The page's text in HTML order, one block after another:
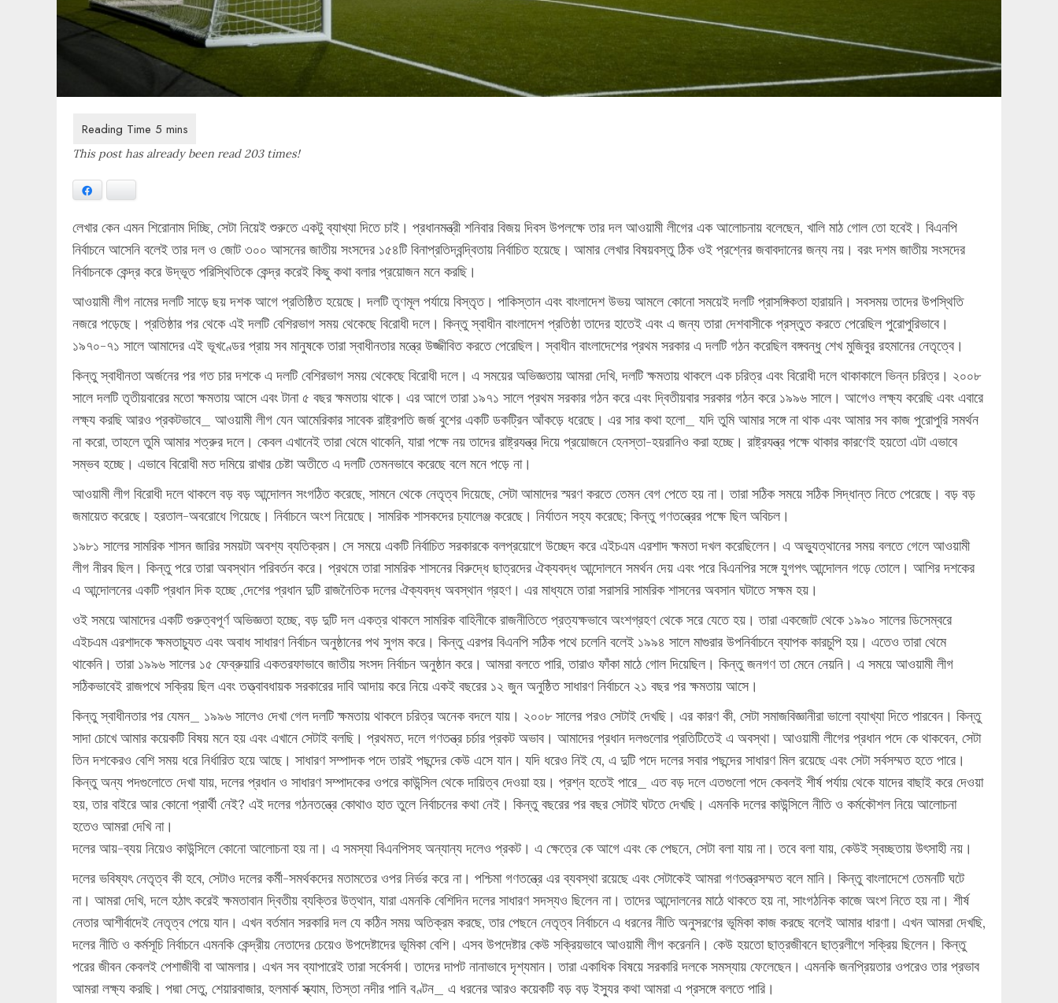
This post has already been read 203 times!
লেখার কেন এমন শিরোনাম দিচ্ছি, সেটা নিয়েই শুরুতে একটু ব্যাখ্যা দিতে চাই। প্রধানমন্ত্রী শনিবার বিজয় দিবস উপলক্ষে তার দল আওয়ামী লীগের এক আলোচনায় বলেছেন, খালি মাঠ গোল তো হবেই। বিএনপি
নির্বাচনে আসেনি বলেই তার দল ও জোট ৩০০ আসনের জাতীয় সংসদের ১৫৪টি বিনাপ্রতিদ্বন্দ্বিতায় নির্বাচিত হয়েছে। আমার লেখার বিষয়বস্তু ঠিক ওই প্রশ্নের জবাবদানের জন্য নয়। বরং দশম জাতীয় সংসদের
নির্বাচনকে কেন্দ্র করে উদ্ভূত পরিস্থিতিকে কেন্দ্র করেই কিছু কথা বলার প্রয়োজন মনে করছি।
আওয়ামী লীগ নামের দলটি সাড়ে ছয় দশক আগে প্রতিষ্ঠিত হয়েছে। দলটি তৃণমূল পর্যায়ে বিস্তৃত। পাকিস্তান এবং বাংলাদেশ উভয় আমলে কোনো সময়েই দলটি প্রাসঙ্গিকতা হারায়নি। সবসময় তাদের উপস্থিতি
নজরে পড়েছে। প্রতিষ্ঠার পর থেকে এই দলটি বেশিরভাগ সময় থেকেছে বিরোধী দলে। কিন্তু স্বাধীন বাংলাদেশ প্রতিষ্ঠা তাদের হাতেই এবং এ জন্য তারা দেশবাসীকে প্রস্তুত করতে পেরেছিল পুরোপুরিভাবে।
১৯৭০-৭১ সালে আমাদের এই ভূখণ্ডের প্রায় সব মানুষকে তারা স্বাধীনতার মন্ত্রে উজ্জীবিত করতে পেরেছিল। স্বাধীন বাংলাদেশের প্রথম সরকার এ দলটি গঠন করেছিল বঙ্গবন্ধু শেখ মুজিবুর রহমানের নেতৃত্বে।
কিন্তু স্বাধীনতা অর্জনের পর গত চার দশকে এ দলটি বেশিরভাগ সময় থেকেছে বিরোধী দলে। এ সময়ের অভিজ্ঞতায় আমরা দেখি, দলটি ক্ষমতায় থাকলে এক চরিত্র এবং বিরোধী দলে থাকাকালে ভিন্ন চরিত্র। ২০০৮
সালে দলটি তৃতীয়বারের মতো ক্ষমতায় আসে এবং টানা ৫ বছর ক্ষমতায় থাকে। এর আগে তারা ১৯৭১ সালে প্রথম সরকার গঠন করে এবং দ্বিতীয়বার সরকার গঠন করে ১৯৯৬ সালে। আগেও লক্ষ্য করেছি এবং এবারে
লক্ষ্য করছি আরও প্রকটভাবে_ আওয়ামী লীগ যেন আমেরিকার সাবেক রাষ্ট্রপতি জর্জ বুশের একটি ডকট্রিন আঁকড়ে ধরেছে। এর সার কথা হলো_ যদি তুমি আমার সঙ্গে না থাক এবং আমার সব কাজ পুরোপুরি সমর্থন
না করো, তাহলে তুমি আমার শত্রুর দলে। কেবল এখানেই তারা থেমে থাকেনি, যারা পক্ষে নয় তাদের রাষ্ট্রযন্ত্র দিয়ে প্রয়োজনে হেনস্তা-হয়রানিও করা হচ্ছে। রাষ্ট্রযন্ত্র পক্ষে থাকার কারণেই হয়তো এটা এভাবে
সম্ভব হচ্ছে। এভাবে বিরোধী মত দমিয়ে রাখার চেষ্টা অতীতে এ দলটি তেমনভাবে করেছে বলে মনে পড়ে না।
আওয়ামী লীগ বিরোধী দলে থাকলে বড় বড় আন্দোলন সংগঠিত করেছে, সামনে থেকে নেতৃত্ব দিয়েছে, সেটা আমাদের স্মরণ করতে তেমন বেগ পেতে হয় না। তারা সঠিক সময়ে সঠিক সিদ্ধান্ত নিতে পেরেছে। বড় বড়
জমায়েত করেছে। হরতাল-অবরোধে গিয়েছে। নির্বাচনে অংশ নিয়েছে। সামরিক শাসকদের চ্যালেঞ্জ করেছে। নির্যাতন সহ্য করেছে; কিন্তু গণতন্ত্রের পক্ষে ছিল অবিচল।
১৯৮১ সালের সামরিক শাসন জারির সময়টা অবশ্য ব্যতিক্রম। সে সময়ে একটি নির্বাচিত সরকারকে বলপ্রয়োগে উচ্ছেদ করে এইচএম এরশাদ ক্ষমতা দখল করেছিলেন। এ অভ্যুত্থানের সময় বলতে গেলে আওয়ামী
লীগ নীরব ছিল। কিন্তু পরে তারা অবস্থান পরিবর্তন করে। প্রথমে তারা সামরিক শাসনের বিরুদ্ধে ছাত্রদের ঐক্যবদ্ধ আন্দোলনে সমর্থন দেয় এবং পরে বিএনপির সঙ্গে যুগপৎ আন্দোলন গড়ে তোলে। আশির দশকের
এ আন্দোলনের একটি প্রধান দিক হচ্ছে ,দেশের প্রধান দুটি রাজনৈতিক দলের ঐক্যবদ্ধ অবস্থান গ্রহণ। এর মাধ্যমে তারা সরাসরি সামরিক শাসনের অবসান ঘটাতে সক্ষম হয়।
ওই সময়ে আমাদের একটি গুরুত্বপূর্ণ অভিজ্ঞতা হচ্ছে, বড় দুটি দল একত্র থাকলে সামরিক বাহিনীকে রাজনীতিতে প্রত্যক্ষভাবে অংশগ্রহণ থেকে সরে যেতে হয়। তারা একজোট থেকে ১৯৯০ সালের ডিসেম্বরে
এইচএম এরশাদকে ক্ষমতাচ্যুত এবং অবাধ সাধারণ নির্বাচন অনুষ্ঠানের পথ সুগম করে। কিন্তু এরপর বিএনপি সঠিক পথে চলেনি বলেই ১৯৯৪ সালে মাগুরার উপনির্বাচনে ব্যাপক কারচুপি হয়। এতেও তারা থেমে
থাকেনি। তারা ১৯৯৬ সালের ১৫ ফেব্রুয়ারি একতরফাভাবে জাতীয় সংসদ নির্বাচন অনুষ্ঠান করে। আমরা বলতে পারি, তারাও ফাঁকা মাঠে গোল দিয়েছিল। কিন্তু জনগণ তা মেনে নেয়নি। এ সময়ে আওয়ামী লীগ
সঠিকভাবেই রাজপথে সক্রিয় ছিল এবং তত্ত্বাবধায়ক সরকারের দাবি আদায় করে নিয়ে একই বছরের ১২ জুন অনুষ্ঠিত সাধারণ নির্বাচনে ২১ বছর পর ক্ষমতায় আসে।
কিন্তু স্বাধীনতার পর যেমন_ ১৯৯৬ সালেও দেখা গেল দলটি ক্ষমতায় থাকলে চরিত্র অনেক বদলে যায়। ২০০৮ সালের পরও সেটাই দেখছি। এর কারণ কী, সেটা সমাজবিজ্ঞানীরা ভালো ব্যাখ্যা দিতে পারবেন। কিন্তু
সাদা চোখে আমার কয়েকটি বিষয় মনে হয় এবং এখানে সেটাই বলছি। প্রথমত, দলে গণতন্ত্র চর্চার প্রকট অভাব। আমাদের প্রধান দলগুলোর প্রতিটিতেই এ অবস্থা। আওয়ামী লীগের প্রধান পদে কে থাকবেন, সেটা
তিন দশকেরও বেশি সময় ধরে নির্ধারিত হয়ে আছে। সাধারণ সম্পাদক পদে তারই পছন্দের কেউ এসে যান। যদি ধরেও নিই যে, এ দুটি পদে দলের সবার পছন্দের সাধারণ মিল রয়েছে এবং সেটা সর্বসম্মত হতে পারে।
কিন্তু অন্য পদগুলোতে দেখা যায়, দলের প্রধান ও সাধারণ সম্পাদকের ওপরে কাউন্সিল থেকে দায়িত্ব দেওয়া হয়। প্রশ্ন হতেই পারে_ এত বড় দলে এতগুলো পদে কেবলই শীর্ষ পর্যায় থেকে যাদের বাছাই করে দেওয়া
হয়, তার বাইরে আর কোনো প্রার্থী নেই? এই দলের গঠনতন্ত্রে কোথাও হাত তুলে নির্বাচনের কথা নেই। কিন্তু বছরের পর বছর সেটাই ঘটতে দেখছি। এমনকি দলের কাউন্সিলে নীতি ও কর্মকৌশল নিয়ে আলোচনা
হতেও আমরা দেখি না।
দলের আয়-ব্যয় নিয়েও কাউন্সিলে কোনো আলোচনা হয় না। এ সমস্যা বিএনপিসহ অন্যান্য দলেও প্রকট। এ ক্ষেত্রে কে আগে এবং কে পেছনে, সেটা বলা যায় না। তবে বলা যায়, কেউই স্বচ্ছতায় উৎসাহী নয়।
দলের ভবিষ্যৎ নেতৃত্ব কী হবে, সেটাও দলের কর্মী-সমর্থকদের মতামতের ওপর নির্ভর করে না। পশ্চিমা গণতন্ত্রে এর ব্যবস্থা রয়েছে এবং সেটাকেই আমরা গণতন্ত্রসম্মত বলে মানি। কিন্তু বাংলাদেশে তেমনটি ঘটে
না। আমরা দেখি, দলে হঠাৎ করেই ক্ষমতাবান দ্বিতীয় ব্যক্তির উত্থান, যারা এমনকি বেশিদিন দলের সাধারণ সদস্যও ছিলেন না। তাদের আন্দোলনের মাঠে থাকতে হয় না, সাংগঠনিক কাজে অংশ নিতে হয় না। শীর্ষ
নেতার আশীর্বাদেই নেতৃত্ব পেয়ে যান। এখন বর্তমান সরকারি দল যে কঠিন সময় অতিক্রম করছে, তার পেছনে নেতৃত্ব নির্বাচনে এ ধরনের নীতি অনুসরণের ভূমিকা কাজ করছে বলেই আমার ধারণা। এখন আমরা দেখছি,
দলের নীতি ও কর্মসূচি নির্বাচনে এমনকি কেন্দ্রীয় নেতাদের চেয়েও উপদেষ্টাদের ভূমিকা বেশি। এসব উপদেষ্টার কেউ সক্রিয়ভাবে আওয়ামী লীগ করেননি। কেউ হয়তো ছাত্রজীবনে ছাত্রলীগে সক্রিয় ছিলেন। কিন্তু
পরের জীবন কেবলই পেশাজীবী বা আমলার। এখন সব ব্যাপারেই তারা সর্বেসর্বা। তাদের দাপট নানাভাবে দৃশ্যমান। তারা একাধিক বিষয়ে সরকারি দলকে সমস্যায় ফেলেছেন। এমনকি জনপ্রিয়তার ওপরেও তার প্রভাব
আমরা লক্ষ্য করছি। পদ্মা সেতু, শেয়ারবাজার, হলমার্ক স্ক্যাম, তিস্তা নদীর পানি বণ্টন_ এ ধরনের আরও কয়েকটি বড় বড় ইস্যুর কথা আমরা এ প্রসঙ্গে বলতে পারি।